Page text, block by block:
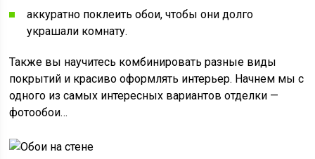
аккуратно поклеить обои, чтобы они долго
украшали комнату.
Также вы научитесь комбинировать разные виды
покрытий и красиво оформлять интерьер. Начнем мы с
одного из самых интересных вариантов отделки —
фотообои…